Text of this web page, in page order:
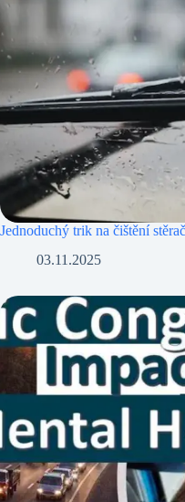
Jednoduchý trik na čištění
03.11.2025